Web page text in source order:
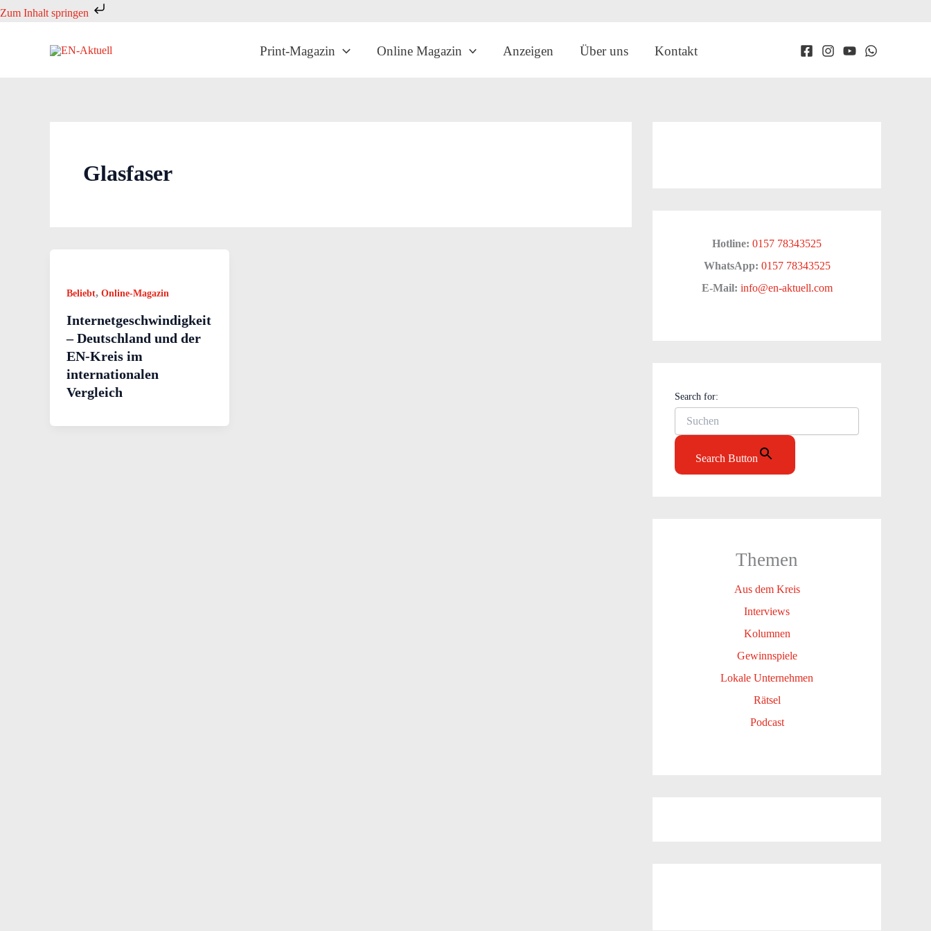
Zum Inhalt springen
Zum
Print-Magazin Online Magazin Anzeigen Über uns Kontakt
Glasfaser
Beliebt, Online-Magazin
Internetgeschwindigkeit
– Deutschland und der
EN-Kreis im
internationalen
Vergleich
Hotline: 0157 78343525
WhatsApp: 0157 78343525
E-Mail: info@en-aktuell.com
Search for:
Search Button
Themen
Aus dem Kreis
Interviews
Kolumnen
Gewinnspiele
Lokale Unternehmen
Rätsel
Podcast